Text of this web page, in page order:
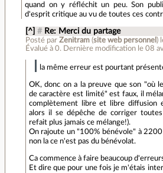
quand on y réfléchit un peu. Son
d'esprit critique au vu de toutes ces
[^] # Re: Merci du partage
Posté par Zenitram(site web personnel )
Évalué à 0. Dernière modification le 08
la même erreur est pourtant
OK, donc on a la preuve que son "où
de caractère est limité" est faux, il
complètement libre et libre diffusion
alors il se dépêche de corriger
refait plus jamais ce mélange!).
On rajoute un "100% bénévole" à
non la ce n'est pas du bénévolat.
Ca commence à faire beaucoup
Et dire que pour une fois je m'étais